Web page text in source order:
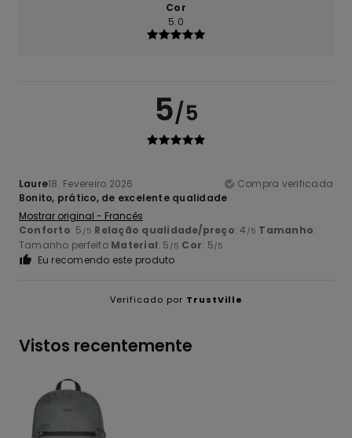
Cor
5.0
5/5
Laure18. Fevereiro 2026
Compra verificada
Bonito, prático, de excelente qualidade
Mostrar original - Francês
Conforto: 5 /5 Relação qualidade/preço: 4 /5 Tamanho:
Tamanho perfeito Material: 5 /5 Cor: 5/5
Eu recomendo este produto
Verificado por TrustVille
Vistos recentemente